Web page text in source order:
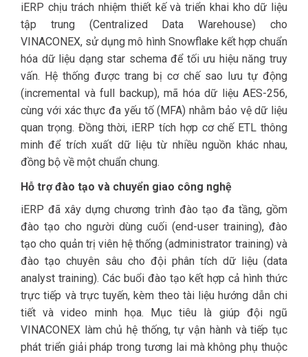
iERP chịu trách nhiệm thiết kế và triển khai kho dữ liệu
tập trung (Centralized Data Warehouse) cho
VINACONEX, sử dụng mô hình Snowflake kết hợp chuẩn
hóa dữ liệu dạng star schema để tối ưu hiệu năng truy
vấn. Hệ thống được trang bị cơ chế sao lưu tự động
(incremental và full backup), mã hóa dữ liệu AES-256,
cùng với xác thực đa yếu tố (MFA) nhằm bảo vệ dữ liệu
quan trọng. Đồng thời, iERP tích hợp cơ chế ETL thông
minh để trích xuất dữ liệu từ nhiều nguồn khác nhau,
đồng bộ về một chuẩn chung.
Hỗ trợ đào tạo và chuyển giao công nghệ
iERP đã xây dựng chương trình đào tạo đa tầng, gồm
đào tạo cho người dùng cuối (end-user training), đào
tạo cho quản trị viên hệ thống (administrator training) và
đào tạo chuyên sâu cho đội phân tích dữ liệu (data
analyst training). Các buổi đào tạo kết hợp cả hình thức
trực tiếp và trực tuyến, kèm theo tài liệu hướng dẫn chi
tiết và video minh họa. Mục tiêu là giúp đội ngũ
VINACONEX làm chủ hệ thống, tự vận hành và tiếp tục
phát triển giải pháp trong tương lai mà không phụ thuộc